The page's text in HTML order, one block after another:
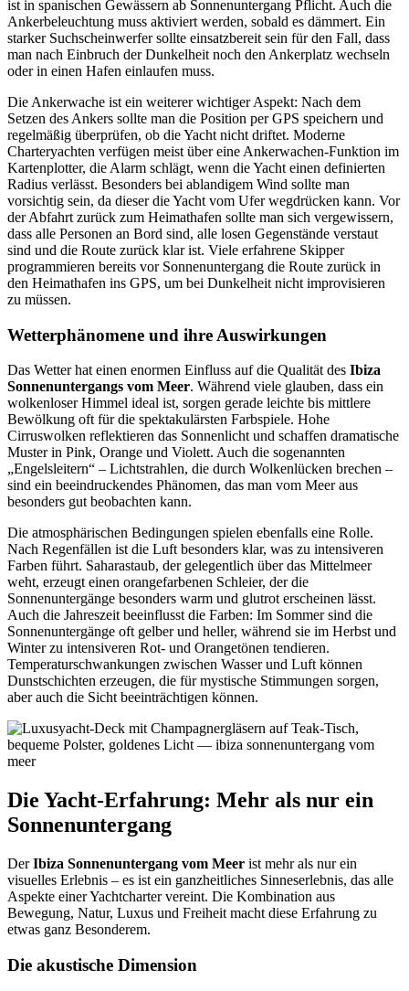
ist in spanischen Gewässern ab Sonnenuntergang Pflicht. Auch die
Ankerbeleuchtung muss aktiviert werden, sobald es dämmert. Ein
starker Suchscheinwerfer sollte einsatzbereit sein für den Fall, dass
man nach Einbruch der Dunkelheit noch den Ankerplatz wechseln
oder in einen Hafen einlaufen muss.
Die Ankerwache ist ein weiterer wichtiger Aspekt: Nach dem
Setzen des Ankers sollte man die Position per GPS speichern und
regelmäßig überprüfen, ob die Yacht nicht driftet. Moderne
Charteryachten verfügen meist über eine Ankerwachen-Funktion im
Kartenplotter, die Alarm schlägt, wenn die Yacht einen definierten
Radius verlässt. Besonders bei ablandigem Wind sollte man
vorsichtig sein, da dieser die Yacht vom Ufer wegdrücken kann. Vor
der Abfahrt zurück zum Heimathafen sollte man sich vergewissern,
dass alle Personen an Bord sind, alle losen Gegenstände verstaut
sind und die Route zurück klar ist. Viele erfahrene Skipper
programmieren bereits vor Sonnenuntergang die Route zurück in
den Heimathafen ins GPS, um bei Dunkelheit nicht improvisieren
zu müssen.
Wetterphänomene und ihre Auswirkungen
Das Wetter hat einen enormen Einfluss auf die Qualität des Ibiza
Sonnenuntergangs vom Meer. Während viele glauben, dass ein
wolkenloser Himmel ideal ist, sorgen gerade leichte bis mittlere
Bewölkung oft für die spektakulärsten Farbspiele. Hohe
Cirruswolken reflektieren das Sonnenlicht und schaffen dramatische
Muster in Pink, Orange und Violett. Auch die sogenannten
„Engelsleitern“ – Lichtstrahlen, die durch Wolkenlücken brechen –
sind ein beeindruckendes Phänomen, das man vom Meer aus
besonders gut beobachten kann.
Die atmosphärischen Bedingungen spielen ebenfalls eine Rolle.
Nach Regenfällen ist die Luft besonders klar, was zu intensiveren
Farben führt. Saharastaub, der gelegentlich über das Mittelmeer
weht, erzeugt einen orangefarbenen Schleier, der die
Sonnenuntergänge besonders warm und glutrot erscheinen lässt.
Auch die Jahreszeit beeinflusst die Farben: Im Sommer sind die
Sonnenuntergänge oft gelber und heller, während sie im Herbst und
Winter zu intensiveren Rot- und Orangetönen tendieren.
Temperaturschwankungen zwischen Wasser und Luft können
Dunstschichten erzeugen, die für mystische Stimmungen sorgen,
aber auch die Sicht beeinträchtigen können.
Die Yacht-Erfahrung: Mehr als nur ein
Sonnenuntergang
DerIbiza Sonnenuntergang vom Meer ist mehr als nur ein
visuelles Erlebnis – es ist ein ganzheitliches Sinneserlebnis, das alle
Aspekte einer Yachtcharter vereint. Die Kombination aus
Bewegung, Natur, Luxus und Freiheit macht diese Erfahrung zu
etwas ganz Besonderem.
Die akustische Dimension